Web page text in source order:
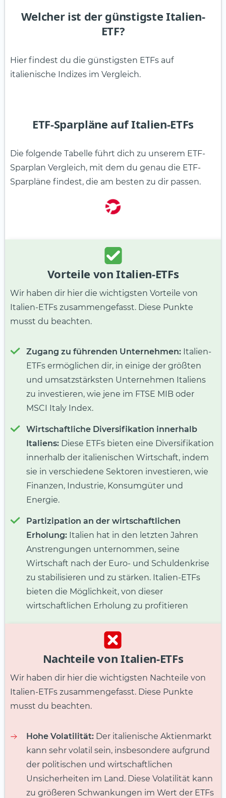
Welcher ist der günstigste Italien-
ETF?
Hier findest du die günstigsten ETFs auf
italienische Indizes im Vergleich.
ETF-Sparpläne auf Italien-ETFs
Die folgende Tabelle führt dich zu unserem ETF-
Sparplan Vergleich, mit dem du genau die ETF-
Sparpläne findest, die am besten zu dir passen.
Vorteile von Italien-ETFs
Wir haben dir hier die wichtigsten Vorteile von
Italien-ETFs zusammengefasst. Diese Punkte
musst du beachten.
Zugang zu führenden Unternehmen: Italien-
ETFs ermöglichen dir, in einige der größten
und umsatzstärksten Unternehmen Italiens
zu investieren, wie jene im FTSE MIB oder
MSCI Italy Index.
Wirtschaftliche Diversifikation innerhalb
Italiens: Diese ETFs bieten eine Diversifikation
innerhalb der italienischen Wirtschaft, indem
sie in verschiedene Sektoren investieren, wie
Finanzen, Industrie, Konsumgüter und
Energie.
Partizipation an der wirtschaftlichen
Erholung: Italien hat in den letzten Jahren
Anstrengungen unternommen, seine
Wirtschaft nach der Euro- und Schuldenkrise
zu stabilisieren und zu stärken. Italien-ETFs
bieten die Möglichkeit, von dieser
wirtschaftlichen Erholung zu profitieren
Nachteile von Italien-ETFs
Wir haben dir hier die wichtigsten Nachteile von
Italien-ETFs zusammengefasst. Diese Punkte
musst du beachten.
Hohe Volatilität: Der italienische Aktienmarkt
kann sehr volatil sein, insbesondere aufgrund
der politischen und wirtschaftlichen
Unsicherheiten im Land. Diese Volatilität kann
zu größeren Schwankungen im Wert der ETFs